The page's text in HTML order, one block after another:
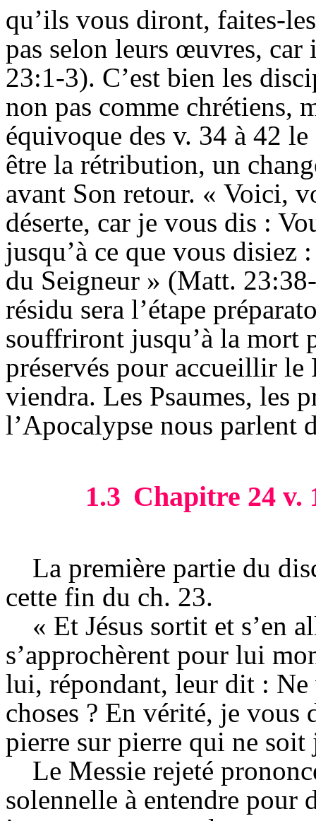
qu’ils vous diront, faites-
pas selon leurs œuvres,
23:1-3). C’est bien les
non pas comme chrétiens,
équivoque des v. 34 à 42
être la rétribution, un
avant Son retour. « Voici,
déserte, car je vous dis :
jusqu’à ce que vous
du Seigneur » (Matt.
résidu sera l’étape
souffriront jusqu’à la mort
préservés pour accueillir
viendra. Les Psaumes, les
l’Apocalypse nous parlent
1.3 Chapitre 24 v.
La première partie du
cette fin du ch. 23.
« Et Jésus sortit et s’en
s’approchèrent pour lui
lui, répondant, leur dit : Ne
choses ? En vérité, je
pierre sur pierre qui ne
Le Messie rejeté
solennelle à entendre pour